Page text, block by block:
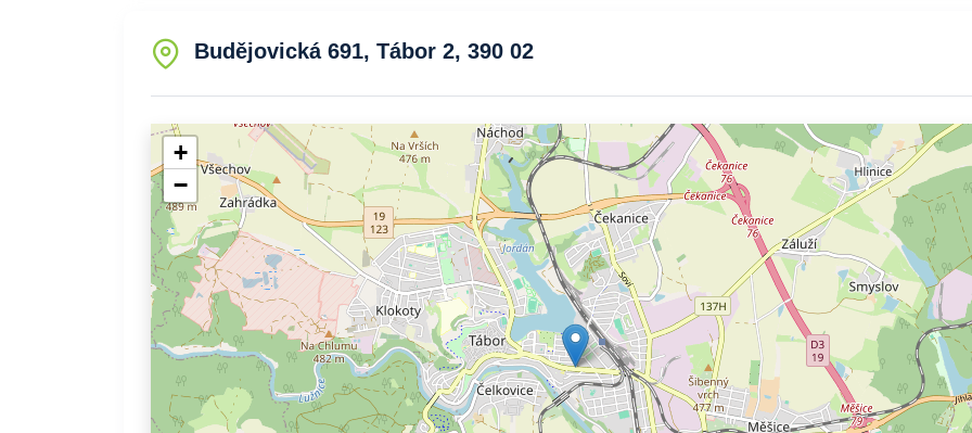
Budějovická 691, Tábor 2, 390 02
+
−